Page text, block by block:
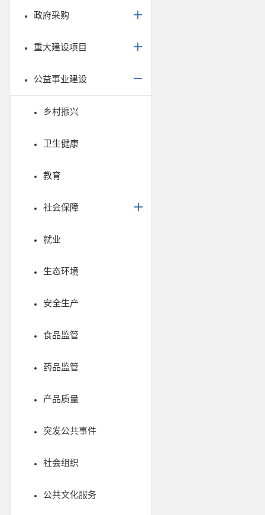
政府采购
重大建设项目
公益事业建设
乡村振兴
卫生健康
教育
社会保障
就业
生态环境
安全生产
食品监管
药品监管
产品质量
突发公共事件
社会组织
公共文化服务